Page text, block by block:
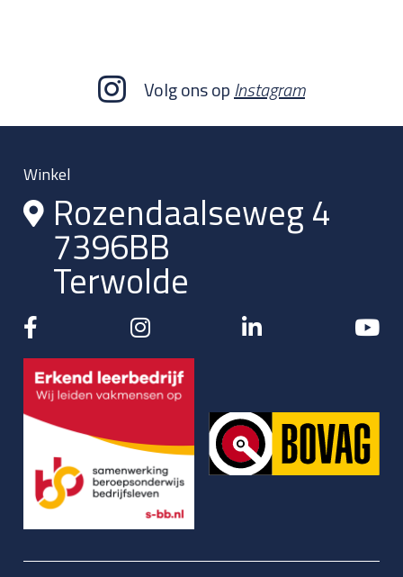
Volg ons opInstagram
Winkel
Rozendaalseweg 4
7396BB
Terwolde